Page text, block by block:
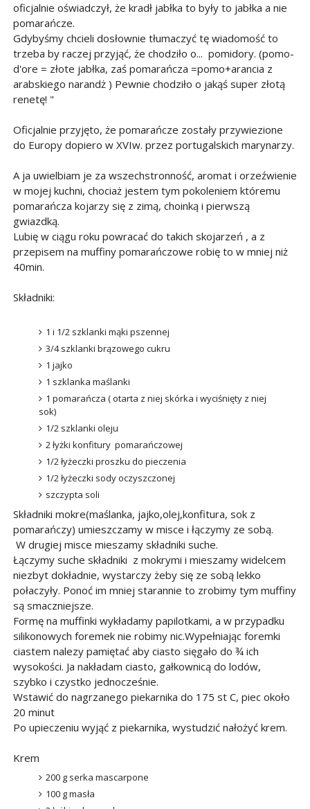
oficjalnie oświadczył, że kradł jabłka to były to jabłka a nie
pomarańcze.
Gdybyśmy chcieli dosłownie tłumaczyć tę wiadomość to
trzeba by raczej przyjąć, że chodziło o... pomidory. (pomo-
d'ore = złote jabłka, zaś pomarańcza =pomo+arancia z
arabskiego narandż ) Pewnie chodziło o jakąś super złotą
renetę! "
Oficjalnie przyjęto, że pomarańcze zostały przywiezione
do Europy dopiero w XVIw. przez portugalskich marynarzy.
A ja uwielbiam je za wszechstronność, aromat i orzeźwienie
w mojej kuchni, chociaż jestem tym pokoleniem któremu
pomarańcza kojarzy się z zimą, choinką i pierwszą
gwiazdką.
Lubię w ciągu roku powracać do takich skojarzeń , a z
przepisem na muffiny pomarańczowe robię to w mniej niż
40min.
Składniki:
1 i 1/2 szklanki mąki pszennej
3/4 szklanki brązowego cukru
1 jajko
1 szklanka maślanki
1 pomarańcza ( otarta z niej skórka i wyciśnięty z niej
sok)
1/2 szklanki oleju
2 łyżki konfitury pomarańczowej
1/2 łyżeczki proszku do pieczenia
1/2 łyżeczki sody oczyszczonej
szczypta soli
Składniki mokre(maślanka, jajko,olej,konfitura, sok z
pomarańczy) umieszczamy w misce i łączymy ze sobą.
W drugiej misce mieszamy składniki suche.
Łączymy suche składniki z mokrymi i mieszamy widelcem
niezbyt dokładnie, wystarczy żeby się ze sobą lekko
połaczyły. Ponoć im mniej starannie to zrobimy tym muffiny
są smaczniejsze.
Formę na muffinki wykładamy papilotkami, a w przypadku
silikonowych foremek nie robimy nic.Wypełniając foremki
ciastem nalezy pamiętać aby ciasto sięgało do ¾ ich
wysokości. Ja nakładam ciasto, gałkownicą do lodów,
szybko i czystko jednocześnie.
Wstawić do nagrzanego piekarnika do 175 st C, piec około
20 minut
Po upieczeniu wyjąć z piekarnika, wystudzić nałożyć krem.
Krem
200 g serka mascarpone
100 g masła